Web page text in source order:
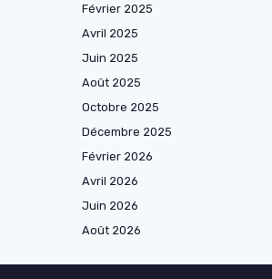
Février 2025
Avril 2025
Juin 2025
Août 2025
Octobre 2025
Décembre 2025
Février 2026
Avril 2026
Juin 2026
Août 2026